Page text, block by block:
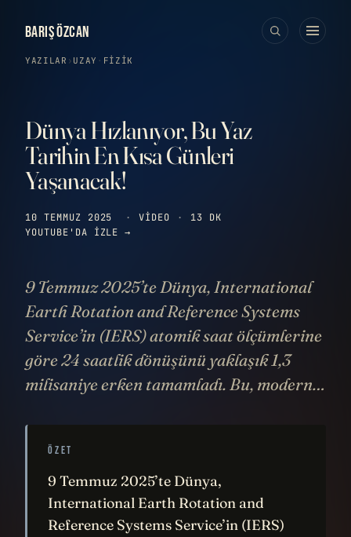
BARIŞ ÖZCAN
YAZILAR › UZAY · FIZIK
Dünya Hızlanıyor, Bu Yaz
Tarihin En Kısa Günleri
Yaşanacak!
10 TEMMUZ 2025 · VIDEO ·
13 DK
YOUTUBE'DA IZLE →
9 Temmuz 2025’te Dünya, International
Earth Rotation and Reference Systems
Service’in (IERS) atomik saat ölçümlerine
göre 24 saatlik dönüşünü yaklaşık 1,3
milisaniye erken tamamladı. Bu, modern…
ÖZET
9 Temmuz 2025’te Dünya,
International Earth Rotation and
Reference Systems Service’in (IERS)